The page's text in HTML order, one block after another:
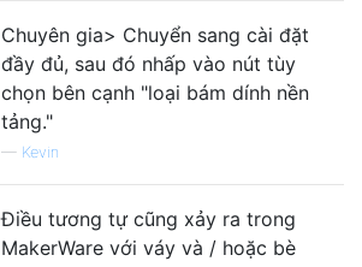
Chuyên gia> Chuyển sang cài đặt
đầy đủ, sau đó nhấp vào nút tùy
chọn bên cạnh "loại bám dính nền
tảng."
— Kevin
Điều tương tự cũng xảy ra trong
MakerWare với váy và / hoặc bè